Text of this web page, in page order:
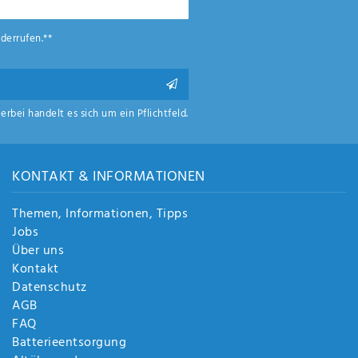
handelt es sich um ein Pflichtfeld.
KONTAKT & INFORMATIONEN
Themen, Informationen, Tipps
Jobs
Über uns
Kontakt
Datenschutz
AGB
FAQ
Batterieentsorgung